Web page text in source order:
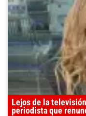
Lejos de la
periodista que